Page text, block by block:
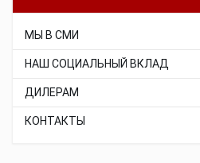
МЫ В СМИ
НАШ СОЦИАЛЬНЫЙ ВКЛАД
ДИЛЕРАМ
КОНТАКТЫ